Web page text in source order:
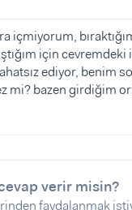
içmiyorum,
için
ediyor, benim
mi? bazen girdiğim
verir misin?
faydalanmak